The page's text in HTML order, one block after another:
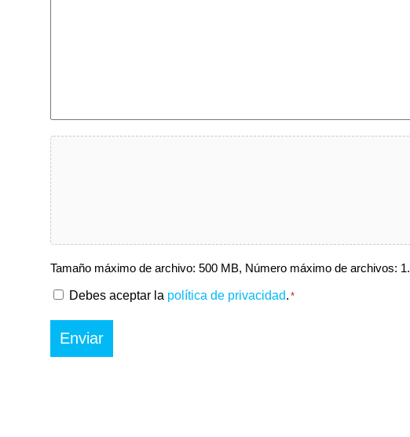
Fichier
Tamaño máximo de archivo: 500 MB, Número máximo de archivos: 1.
RGPDDebes aceptar la política de privacidad. *